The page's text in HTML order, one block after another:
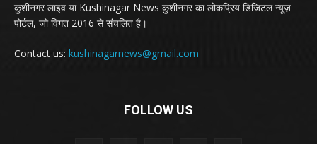
कुशीनगर लाइव या Kushinagar News कुशीनगर का लोकप्रिय डिजिटल न्यूज़
पोर्टल, जो विगत 2016 से संचलित है।
Contact us: kushinagarnews@gmail.com
FOLLOW US